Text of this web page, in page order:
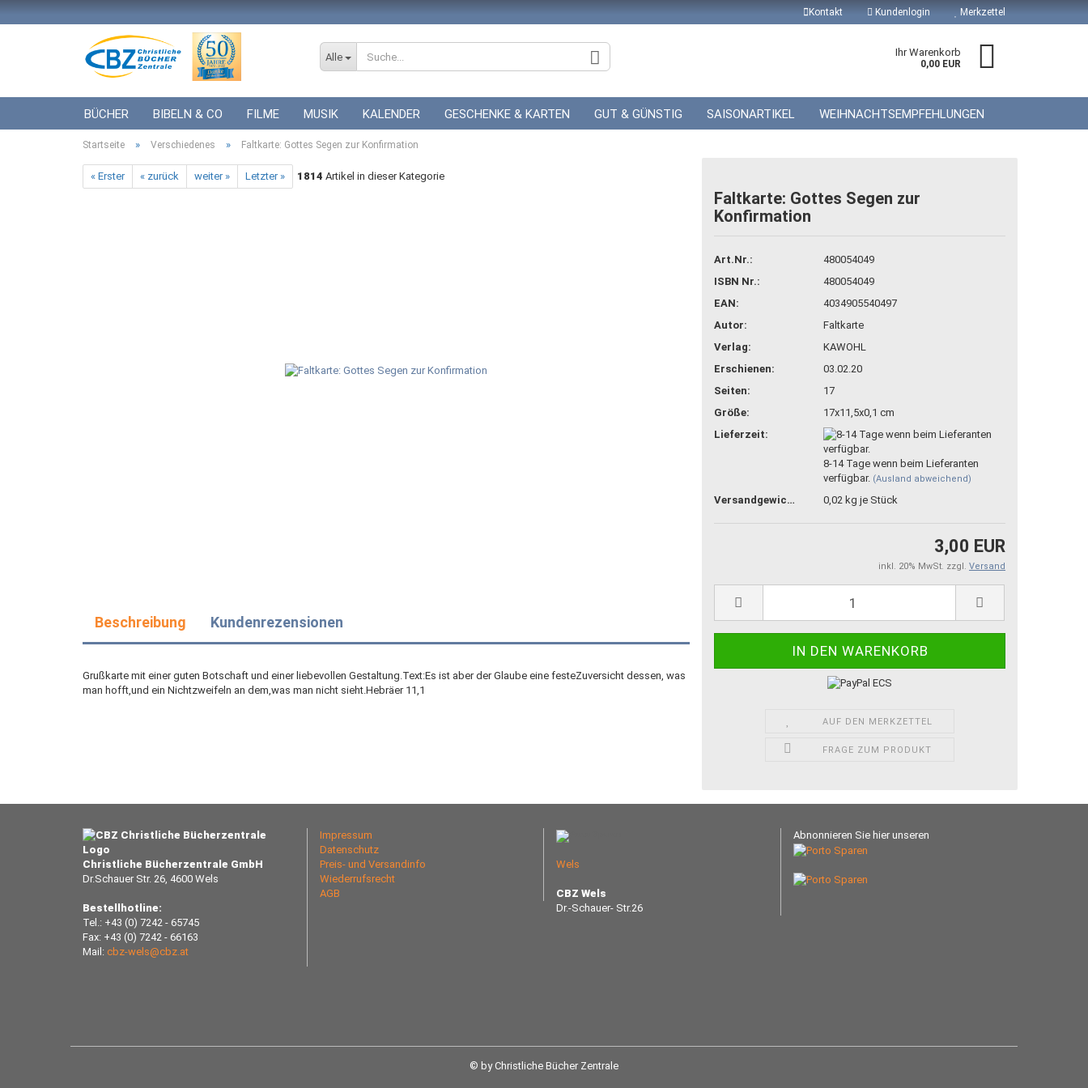
Kontakt Kundenlogin
Passwort vergessen?
Merkzettel
Alle Ihr Warenkorb
0,00 EUR
BÜCHER BIBELN & CO FILME MUSIK KALENDER GESCHENKE & KARTEN GUT & GÜNSTIG SAISONARTIKEL WEIHNACHTSEMPFEHLUNGEN
ICF BÜCHER VERSCHIEDENES GESCHENKE ZUR HOCHZEIT
Startseite » Verschiedenes » Faltkarte: Gottes Segen zur Konfirmation
« Erster « zurück weiter » Letzter » 1814 Artikel in dieser Kategorie
Faltkarte: Gottes Segen zur
Konfirmation
Art.Nr.:
480054049
ISBN Nr.:
480054049
EAN:
4034905540497
Autor:
Faltkarte
Verlag:
KAWOHL
Erschienen:
03.02.20
Seiten:
17
Größe:
17x11,5x0,1 cm
Lieferzeit:
8-14 Tage wenn beim Lieferanten
verfügbar. (Ausland abweichend)
Versandgewicht: 0,02 kg je Stück
3,00 EUR
inkl. 20% MwSt. zzgl. Versand
AUF DEN MERKZETTEL
FRAGE ZUM PRODUKT
Beschreibung Kundenrezensionen
Grußkarte mit einer guten Botschaft und einer liebevollen Gestaltung.Text:Es ist aber der Glaube eine festeZuversicht dessen, was
man hofft,und ein Nichtzweifeln an dem,was man nicht sieht.Hebräer 11,1
Christliche Bücherzentrale GmbH
Dr.Schauer Str. 26, 4600 Wels
Bestellhotline:
Tel.: +43 (0) 7242 - 65745
Fax: +43 (0) 7242 - 66163
Mail: cbz-wels@cbz.at
Impressum
Datenschutz
Preis- und Versandinfo
Wiederrufsrecht
AGB
Wels
CBZ Wels
Dr.-Schauer- Str.26
Abnonnieren Sie hier unseren
© by Christliche Bücher Zentrale